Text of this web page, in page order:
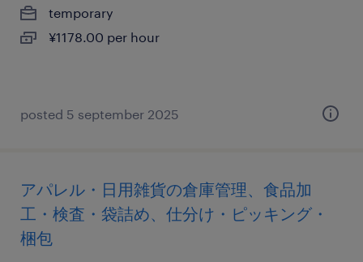
temporary
¥1178.00 per hour
posted 5 september 2025
アパレル・日用雑貨の倉庫管理、食品加
工・検査・袋詰め、仕分け・ピッキング・
梱包